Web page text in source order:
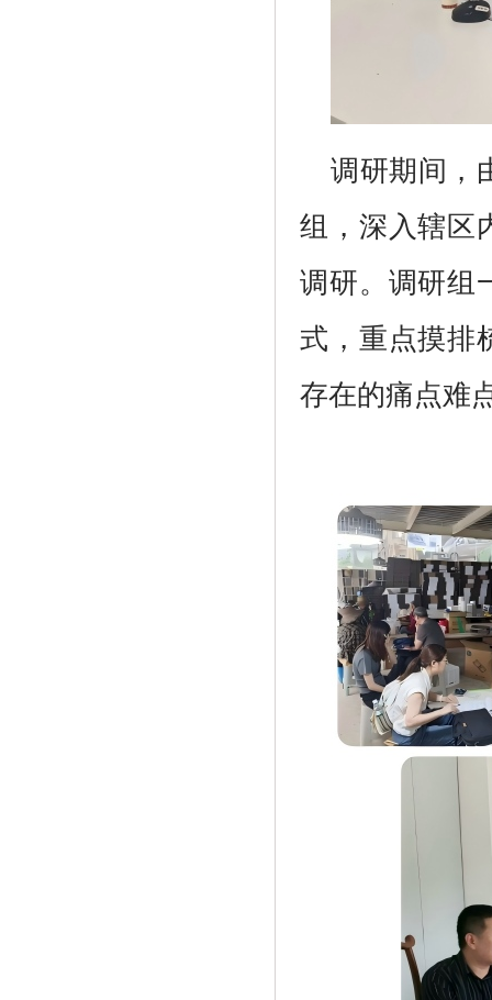
调研期间，
组，深入辖区
调研。调研组
式，重点摸排
存在的痛点难